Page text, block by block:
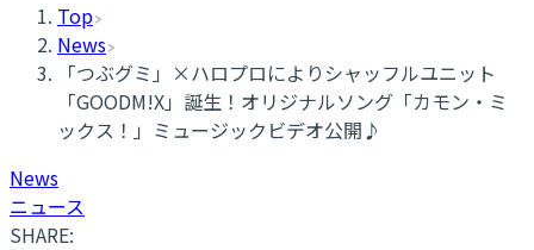
Top
News
「つぶグミ」×ハロプロによりシャッフルユニット
「GOODM!X」誕生！オリジナルソング「カモン・ミ
ックス！」ミュージックビデオ公開♪
News
ニュース
SHARE: